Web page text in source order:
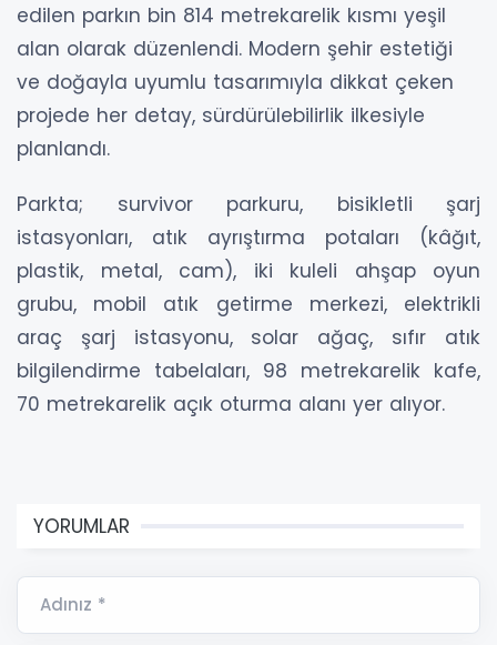
edilen parkın bin 814 metrekarelik kısmı yeşil
alan olarak düzenlendi. Modern şehir estetiği
ve doğayla uyumlu tasarımıyla dikkat çeken
projede her detay, sürdürülebilirlik ilkesiyle
planlandı.
Parkta; survivor parkuru, bisikletli şarj
istasyonları, atık ayrıştırma potaları (kâğıt,
plastik, metal, cam), iki kuleli ahşap oyun
grubu, mobil atık getirme merkezi, elektrikli
araç şarj istasyonu, solar ağaç, sıfır atık
bilgilendirme tabelaları, 98 metrekarelik kafe,
70 metrekarelik açık oturma alanı yer alıyor.
YORUMLAR
Adınız *